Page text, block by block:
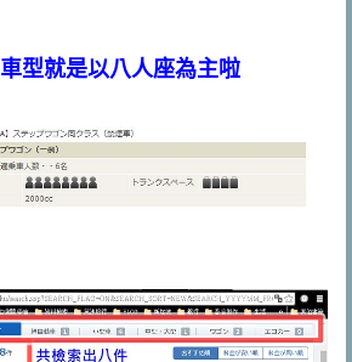
型就是以八人座為主啦